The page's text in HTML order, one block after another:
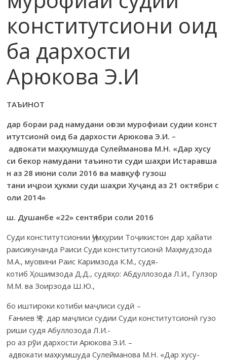
конститутсиони оид
ба дархости
Арюкова Э.И
ТАЪИНОТ
дар бораи рад намудани оғози мурофиаи судии конст
итутсионӣ оид ба дархости Арюкова Э.И. –
адвокати маҳкумшуда Сулейманова М.Н. «Дар хусу
си бекор намудани таъиноти суди шаҳри Истаравша
н аз 28 июни соли 2016 ва мавқуф гузош
тани иҷрои ҳукми суди шаҳри Хуҷанд аз 21 октябри с
оли 2014»
ш. Душанбе «22» сентябри соли 2016
Суди конститутсионии Ҷумҳурии Тоҷикистон дар ҳайати
раиси­ку­нанда Раиси Суди конститутсионӣ Маҳмудзода
М.А., муовини Раис Каримзода К.М., судя-
котиб Ҳошимзода Д.Д., судяҳо: Абдуллозода Л.И., Гулзор
М.М. ва Зоирзода Ш.Ю.,
бо иштироки котиби маҷлиси судӣ –
Ғаниев Ҷ.Р. дар маҷлиси судии Суди конститутсионӣ гузо
риши судя Абуллозода Л.И.-
ро аз рўи дархости Арюкова Э.И. –
адвокати маҳкумшуда Сулейманова М.Н. «Дар хусу­